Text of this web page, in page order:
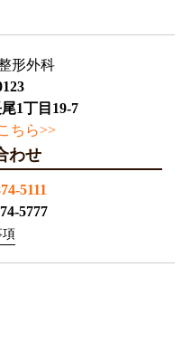
1丁目19-7
ちら>>
わせ
5111
5777
項